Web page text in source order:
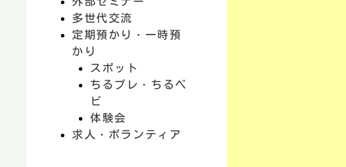
多世代交流
定期預かり・一時預
かり
スポット
ちるプレ・ちるベ
ビ
体験会
求人・ボランティア